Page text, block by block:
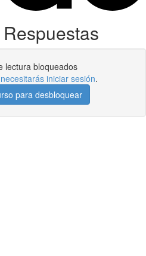
lectura bloqueados
necesitarás iniciar sesión.
para desbloquear